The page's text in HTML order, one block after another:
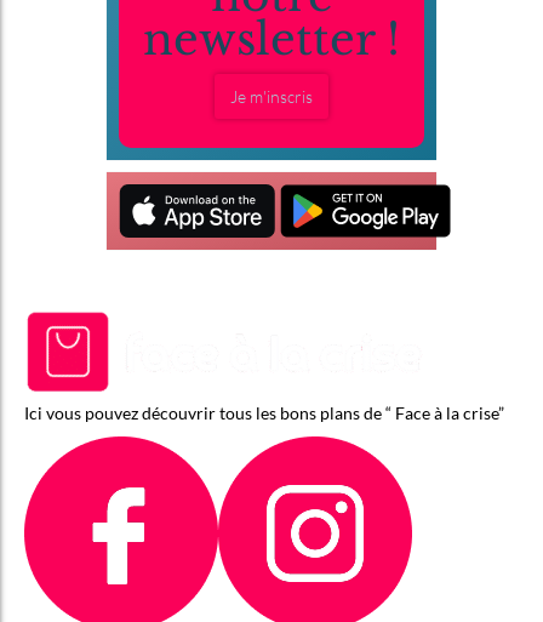
newsletter !
Je m'inscris
Ici vous pouvez découvrir tous les bons plans de “ Face à la crise”